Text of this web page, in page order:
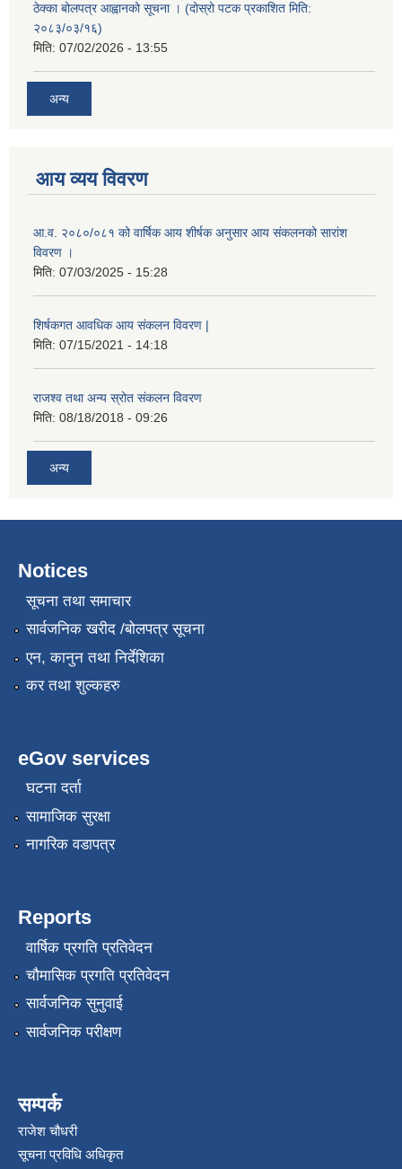
ठेक्का बोलपत्र आह्वानको सूचना । (दोस्रो पटक प्रकाशित मिति:
२०८३/०३/१६)
मिति: 07/02/2026 - 13:55
अन्य
आय व्यय विवरण
आ.व. २०८०/०८१ को वार्षिक आय शीर्षक अनुसार आय संकलनको सारांश
विवरण ।
मिति: 07/03/2025 - 15:28
शिर्षकगत आवधिक आय संकलन विवरण |
मिति: 07/15/2021 - 14:18
राजश्व तथा अन्य स्रोत संकलन विवरण
मिति: 08/18/2018 - 09:26
अन्य
Notices
सूचना तथा समाचार
सार्वजनिक खरीद /बोलपत्र सूचना
एन, कानुन तथा निर्देशिका
कर तथा शुल्कहरु
eGov services
घटना दर्ता
सामाजिक सुरक्षा
नागरिक वडापत्र
Reports
वार्षिक प्रगति प्रतिवेदन
चौमासिक प्रगति प्रतिवेदन
सार्वजनिक सुनुवाई
सार्वजनिक परीक्षण
सम्पर्क
राजेश चौधरी
सूचना प्रविधि अधिकृत